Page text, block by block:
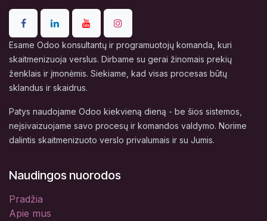
Esame Odoo konsultantų ir programuotojų komanda, kuri
skaitmenizuoja verslus. Dirbame su gerai žinomais prekių
ženklais ir įmonėmis. Siekiame, kad visas procesas būtų
sklandus ir skaidrus.
Patys naudojame Odoo kiekvieną dieną - be šios sistemos,
neįsivaizuojame savo procesų ir komandos valdymo. Norime
dalintis skaitmenizuoto verslo privalumais ir su Jumis.
Naudingos nuorodos
Pradžia
Apie mus